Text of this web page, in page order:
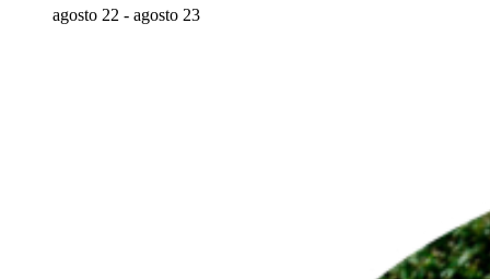
agosto 22 - agosto 23